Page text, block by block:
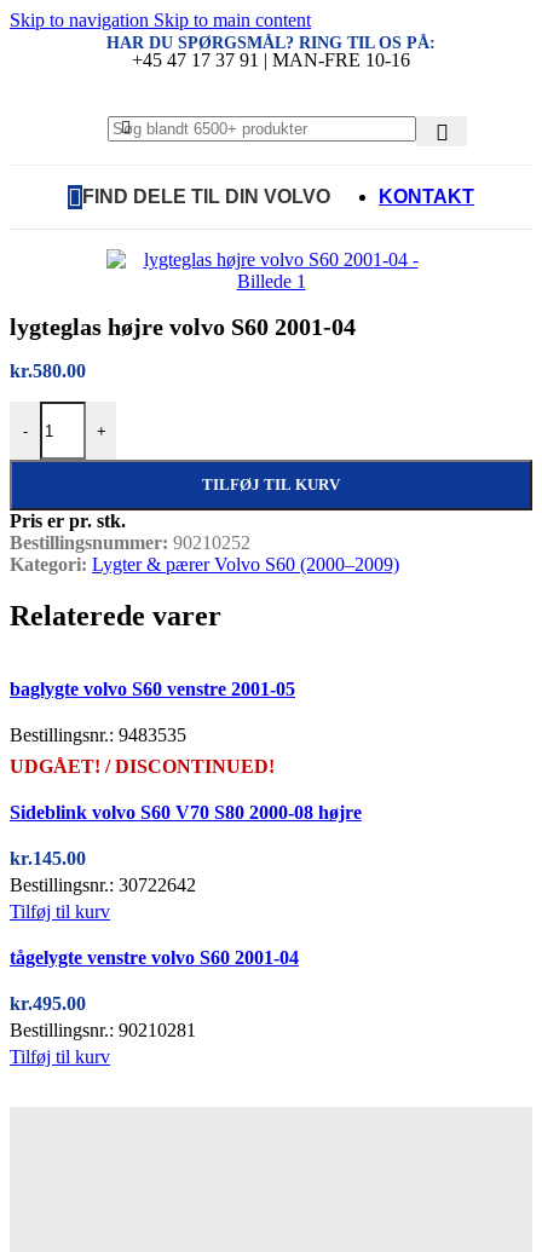
Skip to navigation Skip to main content
HAR DU SPØRGSMÅL? RING TIL OS PÅ:
+45 47 17 37 91 | MAN-FRE 10-16
FIND DELE TIL DIN VOLVO KONTAKT
lygteglas højre volvo S60 2001-04
kr.580.00
-
lygteglas højre volvo S60 2001-04 antal
+
TILFØJ TIL KURV
Pris er pr. stk.
Bestillingsnummer: 90210252
Kategori: Lygter & pærer Volvo S60 (2000–2009)
Relaterede varer
baglygte volvo S60 venstre 2001-05
Bestillingsnr.: 9483535
UDGÅET! / DISCONTINUED!
Sideblink volvo S60 V70 S80 2000-08 højre
kr.145.00
Bestillingsnr.: 30722642
Tilføj til kurv
tågelygte venstre volvo S60 2001-04
kr.495.00
Bestillingsnr.: 90210281
Tilføj til kurv